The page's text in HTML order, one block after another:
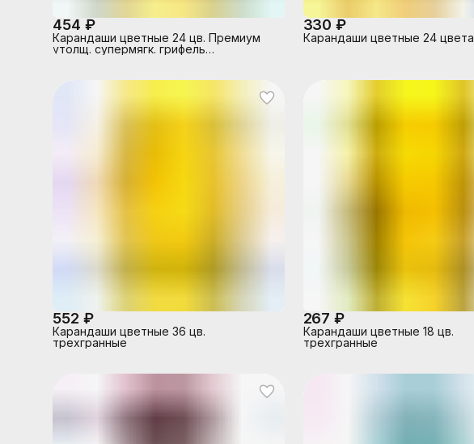
454 ₽
Карандаши цветные 24 цв. Премиум
утолщ. супермягк. грифель
330 ₽
Карандаши цветные 24 цвета
552 ₽
Карандаши цветные 36 цв.
трехгранные
267 ₽
Карандаши цветные 18 цв.
трехгранные